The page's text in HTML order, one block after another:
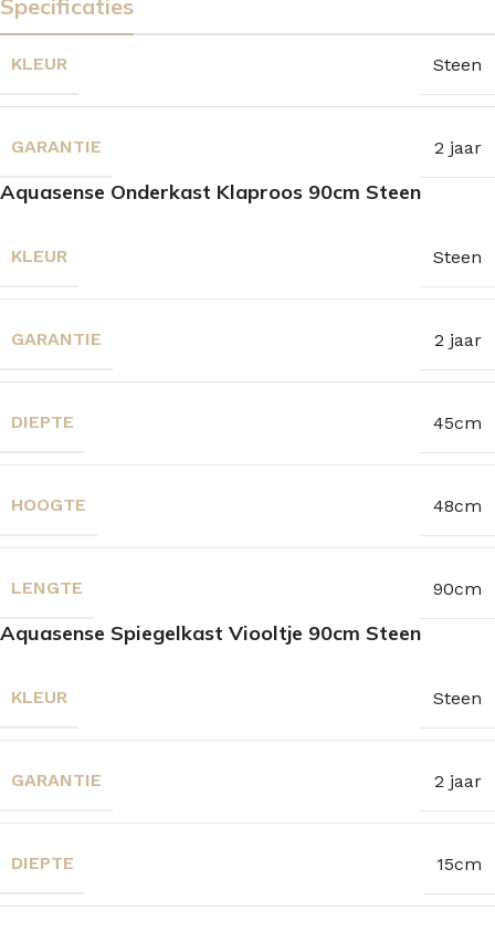
Specificaties
KLEUR Steen
GARANTIE 2 jaar
Aquasense Onderkast Klaproos 90cm Steen
KLEUR Steen
GARANTIE 2 jaar
DIEPTE 45cm
HOOGTE 48cm
LENGTE 90cm
Aquasense Spiegelkast Viooltje 90cm Steen
KLEUR Steen
GARANTIE 2 jaar
DIEPTE 15cm